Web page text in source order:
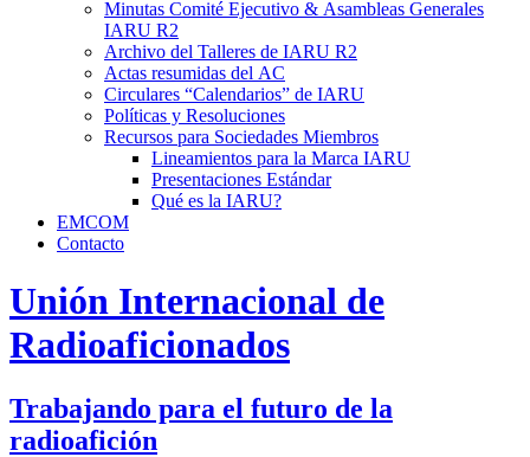
Minutas Comité Ejecutivo & Asambleas Generales
IARU R2
Archivo del Talleres de IARU R2
Actas resumidas del AC
Circulares “Calendarios” de IARU
Políticas y Resoluciones
Recursos para Sociedades Miembros
Lineamientos para la Marca IARU
Presentaciones Estándar
Qué es la IARU?
EMCOM
Contacto
Unión Internacional de
Radioaficionados
Trabajando para el futuro de la
radioafición